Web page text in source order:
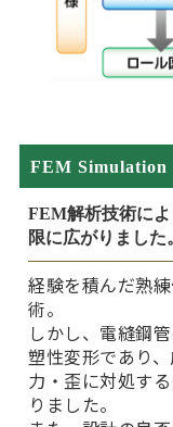
FEM Simulation
FEM解析技術に
限に広がりました
経験を積んだ熟
術。
しかし、電縫鋼
塑性変形であり
力・歪に対処す
りました。